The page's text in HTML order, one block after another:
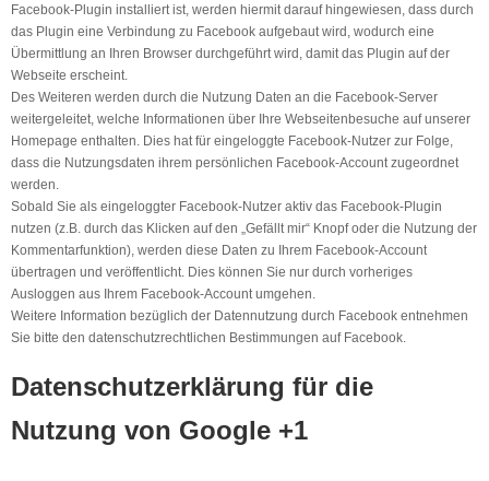
Facebook-Plugin installiert ist, werden hiermit darauf hingewiesen, dass durch
das Plugin eine Verbindung zu Facebook aufgebaut wird, wodurch eine
Übermittlung an Ihren Browser durchgeführt wird, damit das Plugin auf der
Webseite erscheint.
Des Weiteren werden durch die Nutzung Daten an die Facebook-Server
weitergeleitet, welche Informationen über Ihre Webseitenbesuche auf unserer
Homepage enthalten. Dies hat für eingeloggte Facebook-Nutzer zur Folge,
dass die Nutzungsdaten ihrem persönlichen Facebook-Account zugeordnet
werden.
Sobald Sie als eingeloggter Facebook-Nutzer aktiv das Facebook-Plugin
nutzen (z.B. durch das Klicken auf den „Gefällt mir“ Knopf oder die Nutzung der
Kommentarfunktion), werden diese Daten zu Ihrem Facebook-Account
übertragen und veröffentlicht. Dies können Sie nur durch vorheriges
Ausloggen aus Ihrem Facebook-Account umgehen.
Weitere Information bezüglich der Datennutzung durch Facebook entnehmen
Sie bitte den datenschutzrechtlichen Bestimmungen auf Facebook.
Datenschutzerklärung für die
Nutzung von Google +1